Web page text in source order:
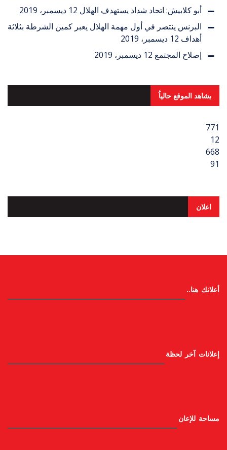
أبو كلابيش: اتحاد شداد يستهدف الهلال 12 ديسمبر، 2019
البرنس ينتصر في أول مهمة الهلال يعبر كمين الشرطة بثلاثة
أهداف 12 ديسمبر، 2019
إصلاح المجتمع 12 ديسمبر، 2019
يشاهد الموقع حالياُ
771
12
668
91
اعلان
أعلانك هنا..
إعلانات آخر لحظة
مساحة للإعان